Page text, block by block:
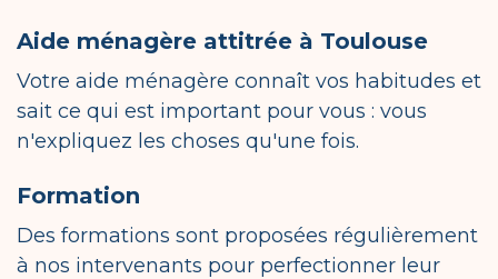
Aide ménagère attitrée à Toulouse
Votre aide ménagère connaît vos habitudes et
sait ce qui est important pour vous : vous
n'expliquez les choses qu'une fois.
Formation
Des formations sont proposées régulièrement
à nos intervenants pour perfectionner leur